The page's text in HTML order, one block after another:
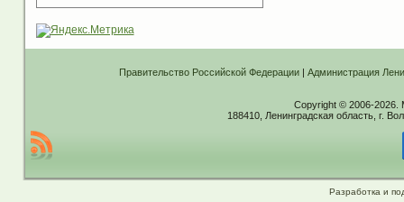
Правительство Российской Федерации| Администрация
Copyright © 2006-2026.
188410, Ленинградская область, г.
Разработка и